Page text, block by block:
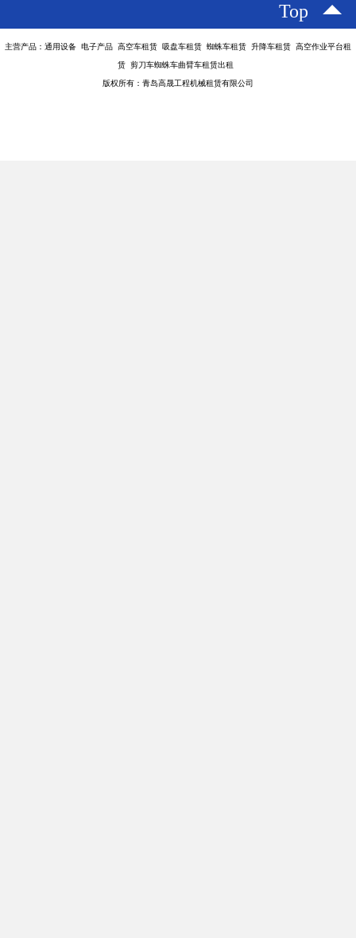
Top
主营产品：通用设备 电子产品 高空车租赁 吸盘车租赁 蜘蛛车租赁 升降车租赁 高空作业平台租
赁 剪刀车蜘蛛车曲臂车租赁出租
版权所有：青岛高晟工程机械租赁有限公司